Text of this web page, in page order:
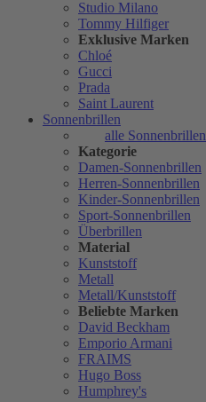
Studio Milano
Tommy Hilfiger
Exklusive Marken
Chloé
Gucci
Prada
Saint Laurent
Sonnenbrillen
alle Sonnenbrillen
Kategorie
Damen-Sonnenbrillen
Herren-Sonnenbrillen
Kinder-Sonnenbrillen
Sport-Sonnenbrillen
Überbrillen
Material
Kunststoff
Metall
Metall/Kunststoff
Beliebte Marken
David Beckham
Emporio Armani
FRAIMS
Hugo Boss
Humphrey's